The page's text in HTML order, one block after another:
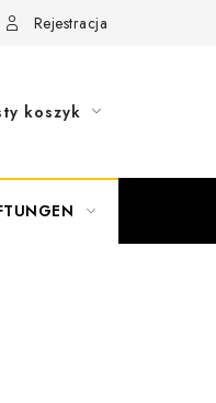
Rejestracja
koszyk